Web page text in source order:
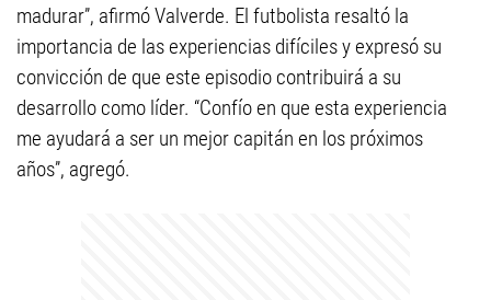
madurar”, afirmó Valverde. El futbolista resaltó la
importancia de las experiencias difíciles y expresó su
convicción de que este episodio contribuirá a su
desarrollo como líder. “Confío en que esta experiencia
me ayudará a ser un mejor capitán en los próximos
años”, agregó.